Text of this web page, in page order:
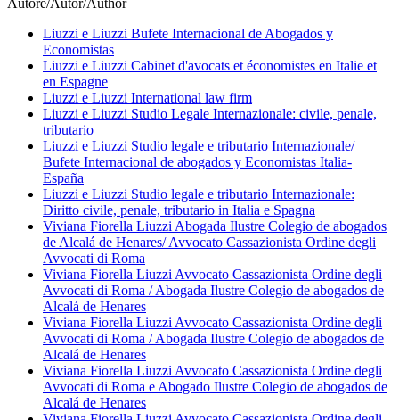
Liuzzi e Liuzzi Bufete Internacional de Abogados y
Economistas
Liuzzi e Liuzzi Cabinet d'avocats et économistes en Italie et
en Espagne
Liuzzi e Liuzzi International law firm
Liuzzi e Liuzzi Studio Legale Internazionale: civile, penale,
tributario
Liuzzi e Liuzzi Studio legale e tributario Internazionale/
Bufete Internacional de abogados y Economistas Italia-
España
Liuzzi e Liuzzi Studio legale e tributario Internazionale:
Diritto civile, penale, tributario in Italia e Spagna
Viviana Fiorella Liuzzi Abogada Ilustre Colegio de abogados
de Alcalá de Henares/ Avvocato Cassazionista Ordine degli
Avvocati di Roma
Viviana Fiorella Liuzzi Avvocato Cassazionista Ordine degli
Avvocati di Roma / Abogada Ilustre Colegio de abogados de
Alcalá de Henares
Viviana Fiorella Liuzzi Avvocato Cassazionista Ordine degli
Avvocati di Roma / Abogada Ilustre Colegio de abogados de
Alcalá de Henares
Viviana Fiorella Liuzzi Avvocato Cassazionista Ordine degli
Avvocati di Roma e Abogado Ilustre Colegio de abogados de
Alcalá de Henares